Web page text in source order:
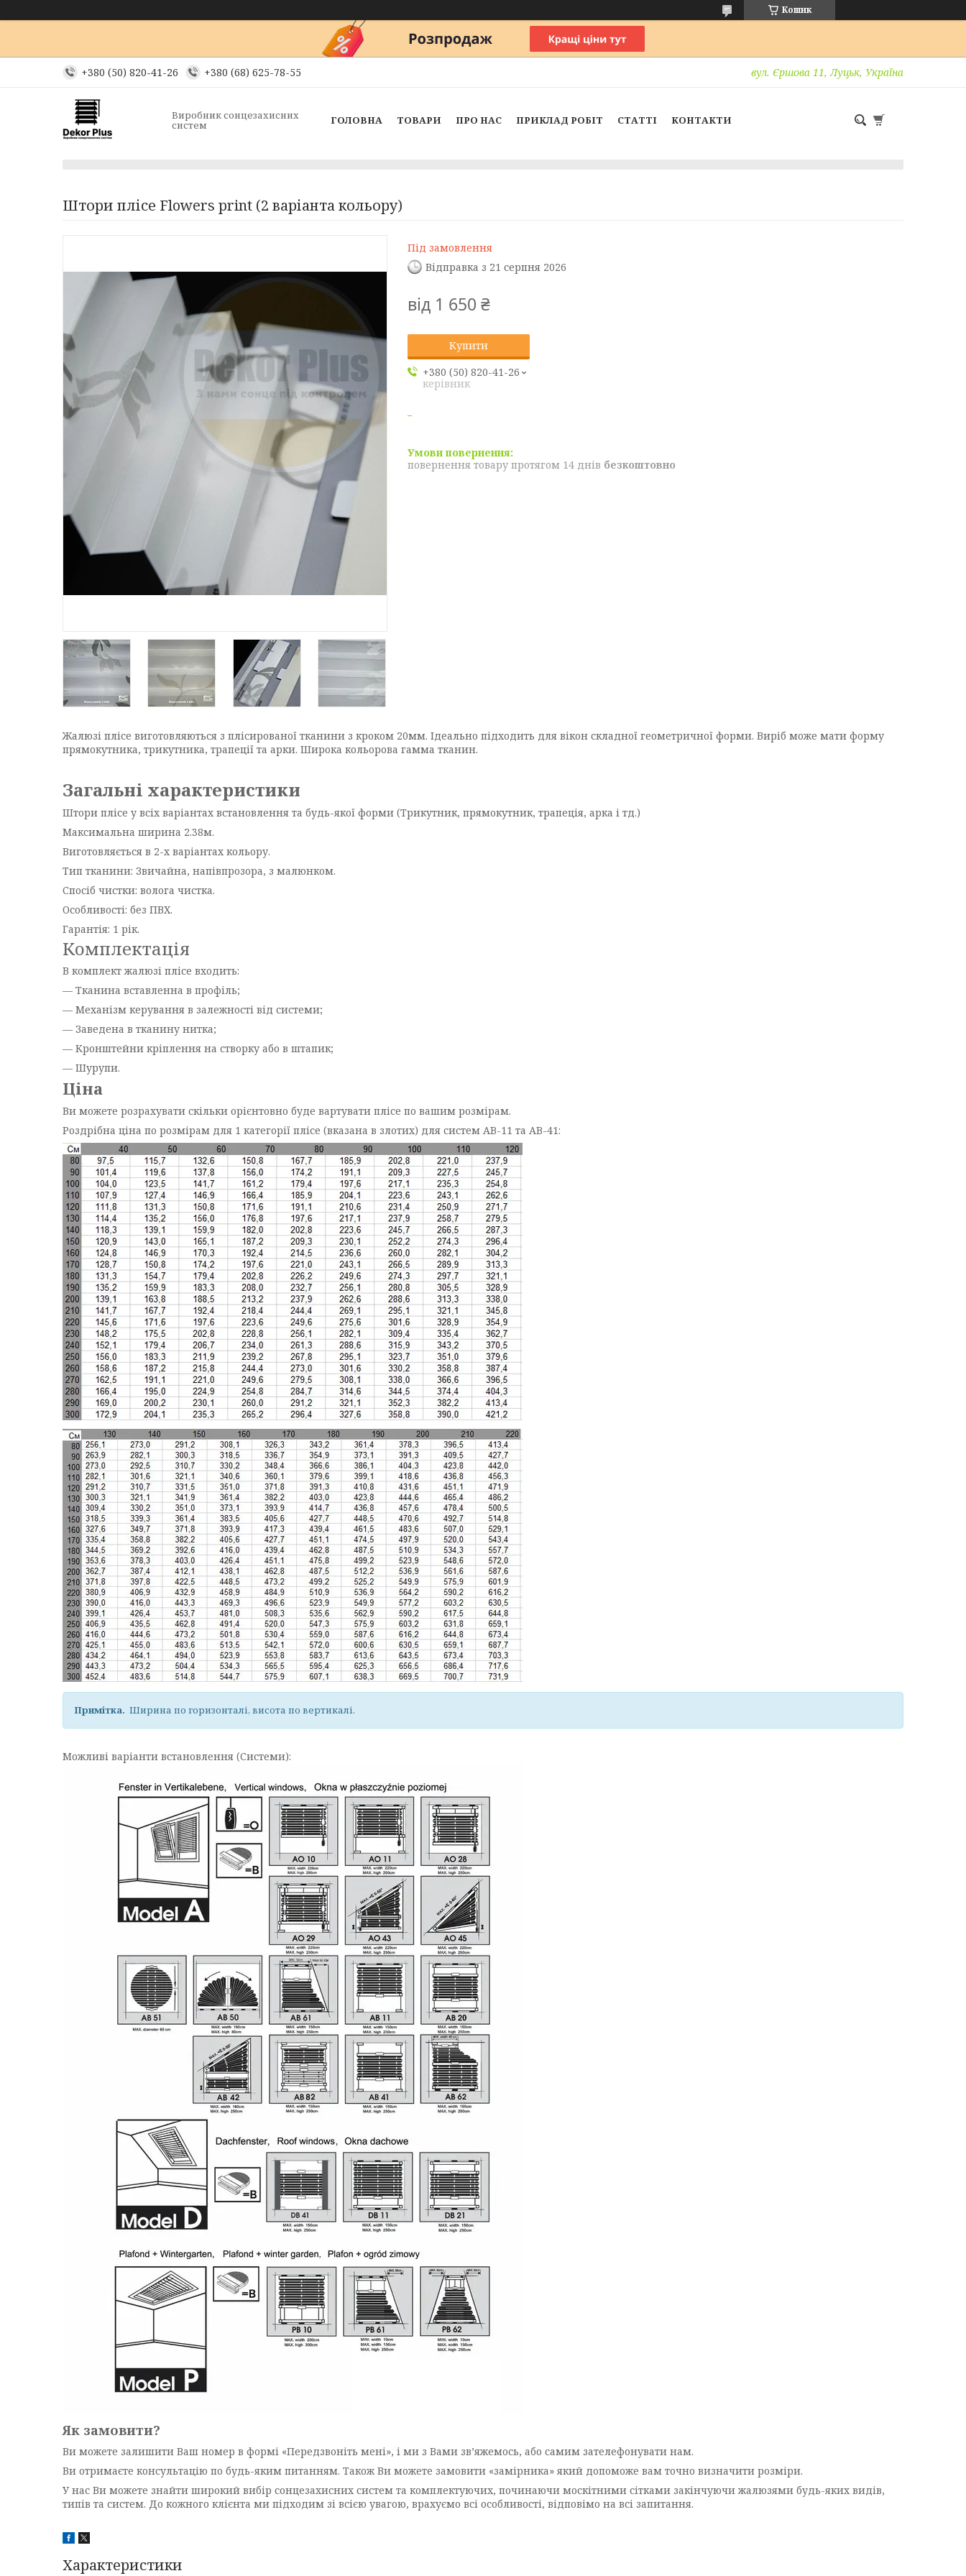
Кошик
+380 (50) 820-41-26 +380 (68) 625-78-55 вул. Єршова 11, Луцьк, Україна
Виробник сонцезахисних
систем ГОЛОВНА ТОВАРИ ПРО НАС ПРИКЛАД РОБІТ СТАТТІ КОНТАКТИ
Штори плісе Flowers print (2 варіанта кольору)
Під замовлення
Відправка з 21 серпня 2026
від 1 650 ₴
Купити
+380 (50) 820-41-26
керівник
повернення товару протягом 14 днів безкоштовно
Жалюзі плісе виготовляються з плісированої тканини з кроком 20мм. Ідеально підходить для вікон складної геометричної форми. Виріб може мати форму
прямокутника, трикутника, трапеції та арки. Широка кольорова гамма тканин.
Загальні характеристики
Штори плісе у всіх варіантах встановлення та будь-якої форми (Трикутник, прямокутник, трапеція, арка і тд.)
Максимальна ширина 2.38м.
Виготовляється в 2-х варіантах кольору.
Тип тканини: Звичайна, напівпрозора, з малюнком.
Спосіб чистки: волога чистка.
Особливості: без ПВХ.
Гарантія: 1 рік.
Комплектація
В комплект жалюзі плісе входить:
— Тканина вставленна в профіль;
— Механізм керування в залежності від системи;
— Заведена в тканину нитка;
— Кронштейни кріплення на створку або в штапик;
— Шурупи.
Ціна
Ви можете розрахувати скільки орієнтовно буде вартувати плісе по вашим розмірам.
Роздрібна ціна по розмірам для 1 категорії плісе (вказана в злотих) для систем AB-11 та AB-41:
Примітка. Ширина по горизонталі, висота по вертикалі.
Можливі варіанти встановлення (Системи):
Як замовити?
Ви можете залишити Ваш номер в формі «Передзвоніть мені», і ми з Вами зв’яжемось, або самим зателефонувати нам.
Ви отримаєте консультацію по будь-яким питанням. Також Ви можете замовити «замірника» який допоможе вам точно визначити розміри.
У нас Ви можете знайти широкий вибір сонцезахисних систем та комплектуючих, починаючи москітними сітками закінчуючи жалюзями будь-яких видів,
типів та систем. До кожного клієнта ми підходим зі всією увагою, врахуємо всі особливості, відповімо на всі запитання.
Характеристики